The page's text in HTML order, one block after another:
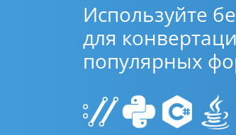
Используйте
для
популярных